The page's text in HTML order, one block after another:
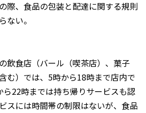
際、食品の包装と配達に関する規則
ない。
飲食店（バール（喫茶店）、菓子
む）では、5時から18時まで店内で
ら22時までは持ち帰りサービスも認
スには時間帯の制限はないが、食品